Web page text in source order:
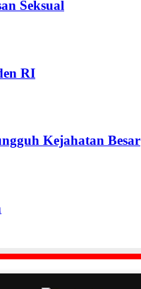
Seksual
RI
Kejahatan Besar